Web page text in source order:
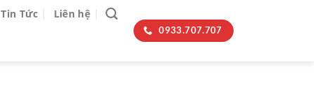
Tin Tức Liên hệ
0933.707.707